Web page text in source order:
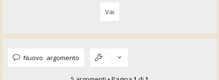
Nuovo argomento